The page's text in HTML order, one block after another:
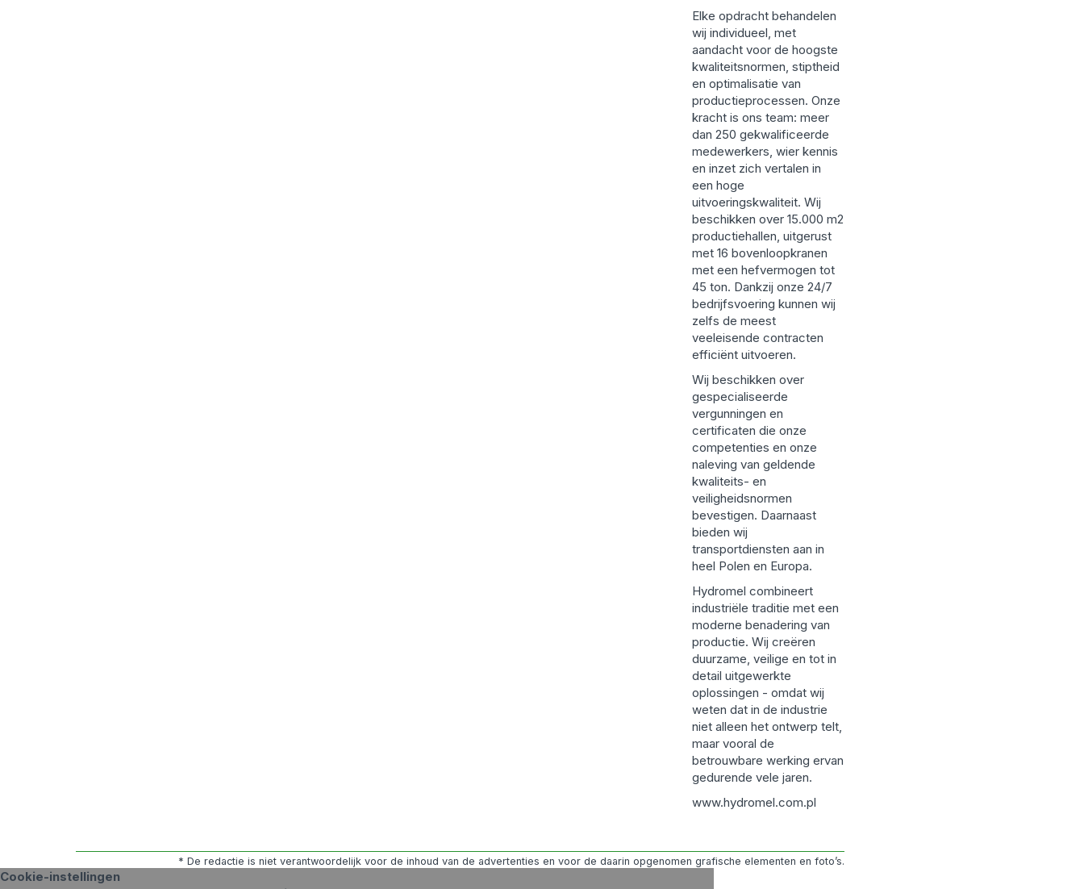
Elke opdracht behandelen
wij individueel, met
aandacht voor de hoogste
kwaliteitsnormen, stiptheid
en optimalisatie van
productieprocessen. Onze
kracht is ons team: meer
dan 250 gekwalificeerde
medewerkers, wier kennis
en inzet zich vertalen in
een hoge
uitvoeringskwaliteit. Wij
beschikken over 15.000 m2
productiehallen, uitgerust
met 16 bovenloopkranen
met een hefvermogen tot
45 ton. Dankzij onze 24/7
bedrijfsvoering kunnen wij
zelfs de meest
veeleisende contracten
efficiënt uitvoeren.
Wij beschikken over
gespecialiseerde
vergunningen en
certificaten die onze
competenties en onze
naleving van geldende
kwaliteits- en
veiligheidsnormen
bevestigen. Daarnaast
bieden wij
transportdiensten aan in
heel Polen en Europa.
Hydromel combineert
industriële traditie met een
moderne benadering van
productie. Wij creëren
duurzame, veilige en tot in
detail uitgewerkte
oplossingen - omdat wij
weten dat in de industrie
niet alleen het ontwerp telt,
maar vooral de
betrouwbare werking ervan
gedurende vele jaren.
www.hydromel.com.pl
* De redactie is niet verantwoordelijk voor de inhoud van de advertenties en voor de daarin opgenomen grafische elementen en foto’s.
Cookie-instellingen